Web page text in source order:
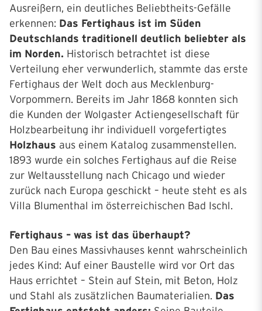
Ausreißern, ein deutliches Beliebtheits-Gefälle
erkennen: Das Fertighaus ist im Süden
Deutschlands traditionell deutlich beliebter als
im Norden. Historisch betrachtet ist diese
Verteilung eher verwunderlich, stammte das erste
Fertighaus der Welt doch aus Mecklenburg-
Vorpommern. Bereits im Jahr 1868 konnten sich
die Kunden der Wolgaster Actiengesellschaft für
Holzbearbeitung ihr individuell vorgefertigtes
Holzhaus aus einem Katalog zusammenstellen.
1893 wurde ein solches Fertighaus auf die Reise
zur Weltausstellung nach Chicago und wieder
zurück nach Europa geschickt – heute steht es als
Villa Blumenthal im österreichischen Bad Ischl.
Fertighaus – was ist das überhaupt?
Den Bau eines Massivhauses kennt wahrscheinlich
jedes Kind: Auf einer Baustelle wird vor Ort das
Haus errichtet – Stein auf Stein, mit Beton, Holz
und Stahl als zusätzlichen Baumaterialien. Das